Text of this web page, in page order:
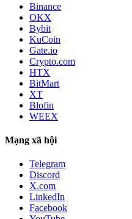
Binance
OKX
Bybit
KuCoin
Gate.io
Crypto.com
HTX
BitMart
XT
Blofin
WEEX
Mạng xã hội
Telegram
Discord
X.com
LinkedIn
Facebook